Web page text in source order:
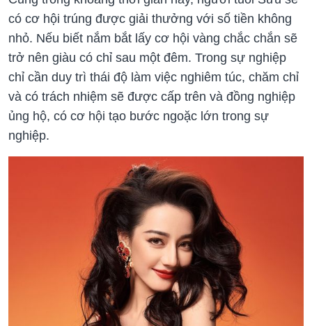
có cơ hội trúng được giải thưởng với số tiền không
nhỏ. Nếu biết nắm bắt lấy cơ hội vàng chắc chắn sẽ
trở nên giàu có chỉ sau một đêm. Trong sự nghiệp
chỉ cần duy trì thái độ làm việc nghiêm túc, chăm chỉ
và có trách nhiệm sẽ được cấp trên và đồng nghiệp
ủng hộ, có cơ hội tạo bước ngoặc lớn trong sự
nghiệp.